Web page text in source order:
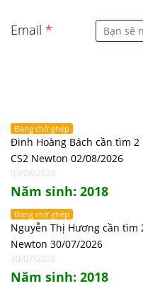
Email *
Đang chờ ghép
Đinh Hoàng Bách cần tìm 2
CS2 Newton 02/08/2026
03/08/2026
Năm sinh: 2018
Đang chờ ghép
Nguyễn Thị Hương cần tìm
Newton 30/07/2026
30/07/2026
Năm sinh: 2018